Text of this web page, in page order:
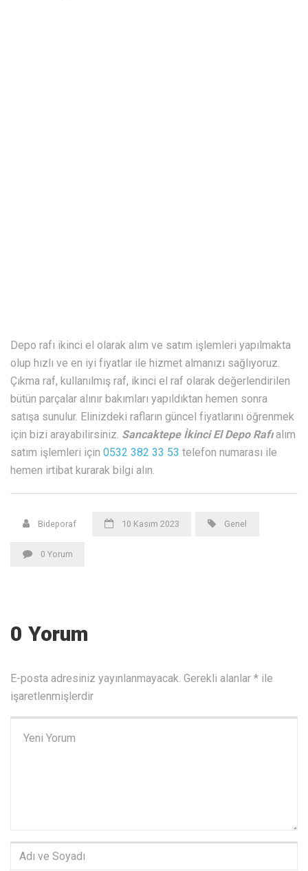
Depo rafı ikinci el olarak alım ve satım işlemleri yapılmakta
olup hızlı ve en iyi fiyatlar ile hizmet almanızı sağlıyoruz.
Çıkma raf, kullanılmış raf, ikinci el raf olarak değerlendirilen
bütün parçalar alınır bakımları yapıldıktan hemen sonra
satışa sunulur. Elinizdeki rafların güncel fiyatlarını öğrenmek
için bizi arayabilirsiniz. Sancaktepe İkinci El Depo Rafıalım
satım işlemleri için 0532 382 33 53 telefon numarası ile
hemen irtibat kurarak bilgi alın.
Bideporaf 10 Kasım 2023 Genel
0 Yorum
0 Yorum
E-posta adresiniz yayınlanmayacak. Gerekli alanlar * ile
işaretlenmişlerdir
Adı